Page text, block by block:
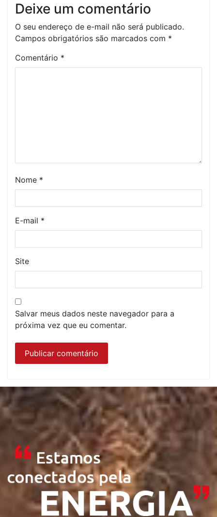
Deixe um comentário
O seu endereço de e-mail não será publicado.
Campos obrigatórios são marcados com *
Comentário *
Nome *
E-mail *
Site
Salvar meus dados neste navegador para a
próxima vez que eu comentar.